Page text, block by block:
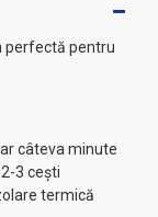
perfectă pentru
câteva minute
3 cești
termică